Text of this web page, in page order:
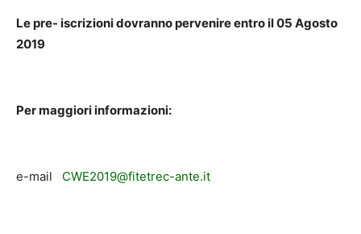
Le pre- iscrizioni dovranno pervenire entro il 05 Agosto
2019
Per maggiori informazioni:
e-mail CWE2019@fitetrec-ante.it